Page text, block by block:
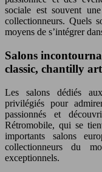
sociale est souvent
collectionneurs. Quels
moyens de s’intégrer
Salons
classic, chantilly
Les salons dédiés
privilégiés pour
passionnés et
Rétromobile, qui se
importants salons
collectionneurs du
exceptionnels.